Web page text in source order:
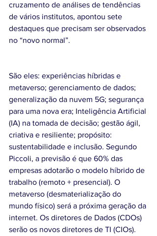
cruzamento de análises de tendências
de vários institutos, apontou sete
destaques que precisam ser observados
no “novo normal”.
São eles: experiências híbridas e
metaverso; gerenciamento de dados;
generalização da nuvem 5G; segurança
para uma nova era; Inteligência Artificial
(IA) na tomada de decisão; gestão ágil,
criativa e resiliente; propósito:
sustentabilidade e inclusão. Segundo
Piccoli, a previsão é que 60% das
empresas adotarão o modelo híbrido de
trabalho (remoto + presencial). O
metaverso (desmaterialização do
mundo físico) será a próxima geração da
internet. Os diretores de Dados (CDOs)
serão os novos diretores de TI (CIOs).